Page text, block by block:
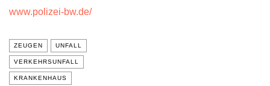
www.polizei-bw.de/
ZEUGEN UNFALL
VERKEHRSUNFALL
KRANKENHAUS